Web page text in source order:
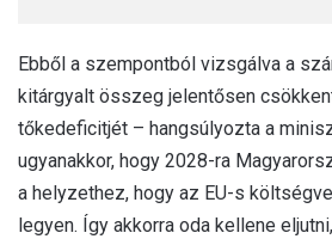
Ebből a szempontból vizsgálva a
kitárgyalt összeg jelentősen
tőkedeficitjét – hangsúlyozta a
ugyanakkor, hogy 2028-ra
a helyzethez, hogy az EU-s
legyen. Így akkorra oda kellene